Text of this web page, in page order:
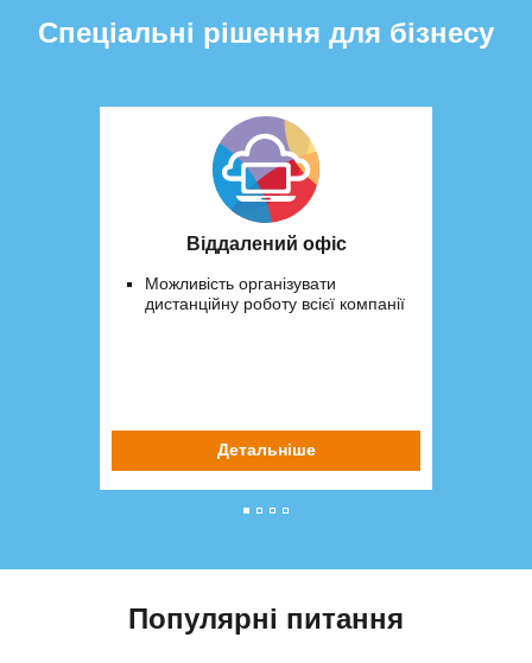
Спеціальні рішення для бізнесу
Віддалений офіс
Можливість організувати
дистанційну роботу всієї компанії
Детальніше
Популярні питання